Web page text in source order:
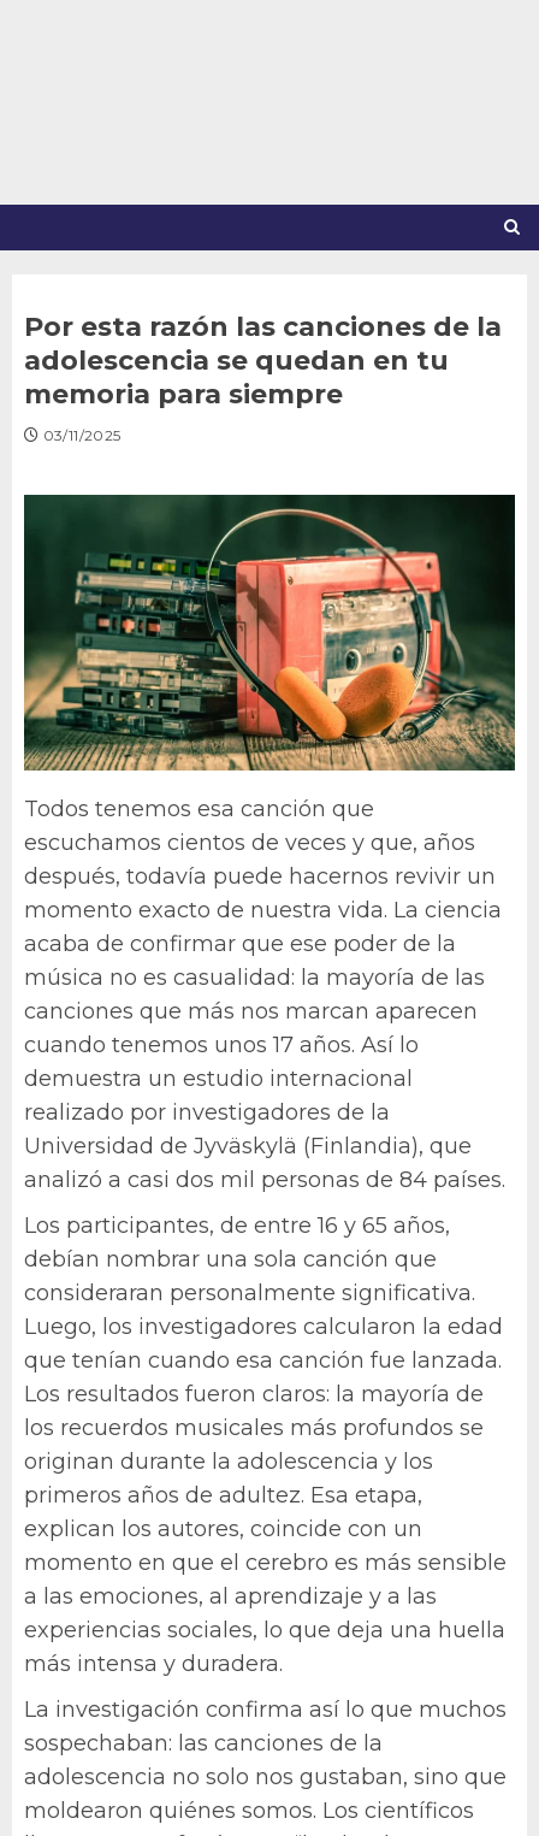
Por esta razón las canciones de la
adolescencia se quedan en tu
memoria para siempre
03/11/2025
Todos tenemos esa canción que
escuchamos cientos de veces y que, años
después, todavía puede hacernos revivir un
momento exacto de nuestra vida. La ciencia
acaba de confirmar que ese poder de la
música no es casualidad: la mayoría de las
canciones que más nos marcan aparecen
cuando tenemos unos 17 años. Así lo
demuestra un estudio internacional
realizado por investigadores de la
Universidad de Jyväskylä (Finlandia), que
analizó a casi dos mil personas de 84 países.
Los participantes, de entre 16 y 65 años,
debían nombrar una sola canción que
consideraran personalmente significativa.
Luego, los investigadores calcularon la edad
que tenían cuando esa canción fue lanzada.
Los resultados fueron claros: la mayoría de
los recuerdos musicales más profundos se
originan durante la adolescencia y los
primeros años de adultez. Esa etapa,
explican los autores, coincide con un
momento en que el cerebro es más sensible
a las emociones, al aprendizaje y a las
experiencias sociales, lo que deja una huella
más intensa y duradera.
La investigación confirma así lo que muchos
sospechaban: las canciones de la
adolescencia no solo nos gustaban, sino que
moldearon quiénes somos. Los científicos